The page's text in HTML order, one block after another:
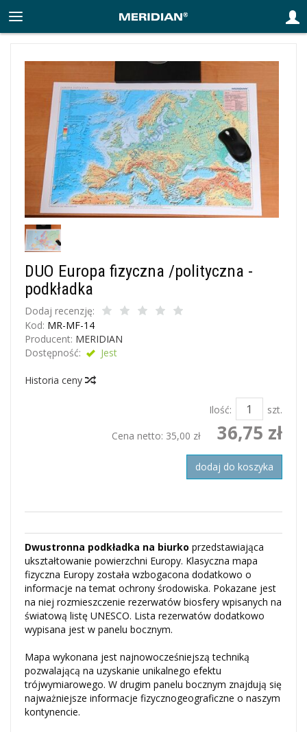
DUO Europa fizyczna /polityczna -
podkładka
Dodaj recenzję:
Kod: MR-MF-14
Producent: MERIDIAN
Dostępność:
Jest
Historia ceny
Ilość:
szt.
Cena netto: 35,00 zł 36,75 zł
dodaj do koszyka
Dwustronna podkładka na biurko przedstawiająca
ukształtowanie powierzchni Europy. Klasyczna mapa
fizyczna Europy została wzbogacona dodatkowo o
informacje na temat ochrony środowiska. Pokazane jest
na niej rozmieszczenie rezerwatów biosfery wpisanych na
światową listę UNESCO. Lista rezerwatów dodatkowo
wypisana jest w panelu bocznym.
Mapa wykonana jest najnowocześniejszą techniką
pozwalającą na uzyskanie unikalnego efektu
trójwymiarowego. W drugim panelu bocznym znajdują się
najważniejsze informacje fizycznogeograficzne o naszym
kontynencie.